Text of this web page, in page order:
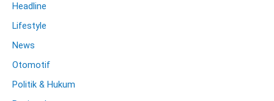
Headline
Lifestyle
News
Otomotif
Politik & Hukum